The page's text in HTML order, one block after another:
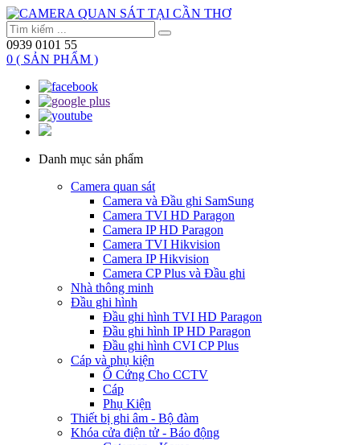
0939 0101 55
0 ( SẢN PHẨM )
Danh mục sản phẩm
Camera quan sát
Camera và Đầu ghi SamSung
Camera TVI HD Paragon
Camera IP HD Paragon
Camera TVI Hikvision
Camera IP Hikvision
Camera CP Plus và Đầu ghi
Nhà thông minh
Đầu ghi hình
Đầu ghi hình TVI HD Paragon
Đầu ghi hình IP HD Paragon
Đầu ghi hình CVI CP Plus
Cáp và phụ kiện
Ổ Cứng Cho CCTV
Cáp
Phụ Kiện
Thiết bị ghi âm - Bộ đàm
Khóa cửa điện tử - Báo động